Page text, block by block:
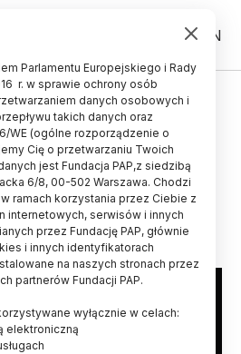
PL EN
neandertalskich
Jaskini Stajnia
Parlamentu Europejskiego i Rady
r. w sprawie ochrony osób
danych osobowych i
takich danych oraz
WE (ogólne rozporządzenie o
Cię o przetwarzaniu Twoich
jest Fundacja PAP,z siedzibą
6/8, 00-502 Warszawa. Chodzi
ramach korzystania przez Ciebie z
internetowych, serwisów i innych
przez Fundację PAP, głównie
i innych identyfikatorach
na naszych stronach przez
partnerów Fundacji PAP.
wyłącznie w celach:
elektroniczną